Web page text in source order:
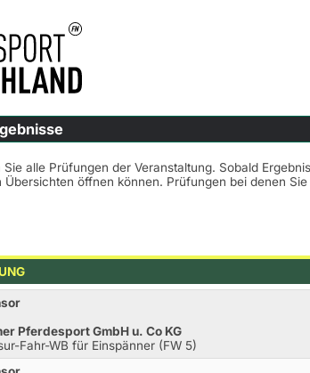
alle Prüfungen der Veranstaltung. Sobald
öffnen können. Prüfungen bei denen
Pferdesport GmbH u. Co KG
Fahr-WB für Einspänner (FW 5)